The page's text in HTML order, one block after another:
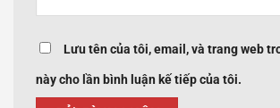
Lưu tên của tôi, email, và trang web
này cho lần bình luận kế tiếp của tôi.